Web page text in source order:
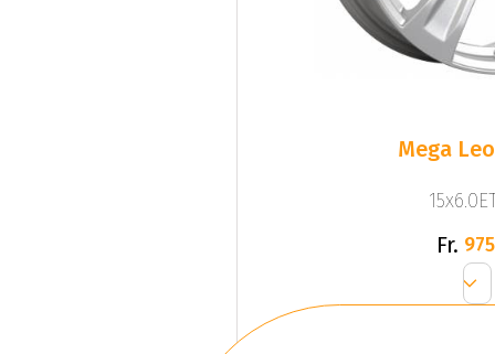
Mega
Fr.